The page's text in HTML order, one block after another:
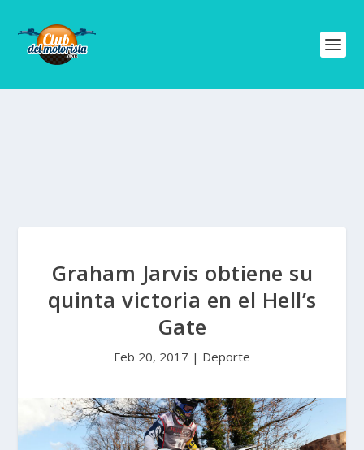
Graham Jarvis obtiene su
quinta victoria en el Hell’s
Gate
Feb 20, 2017 | Deporte